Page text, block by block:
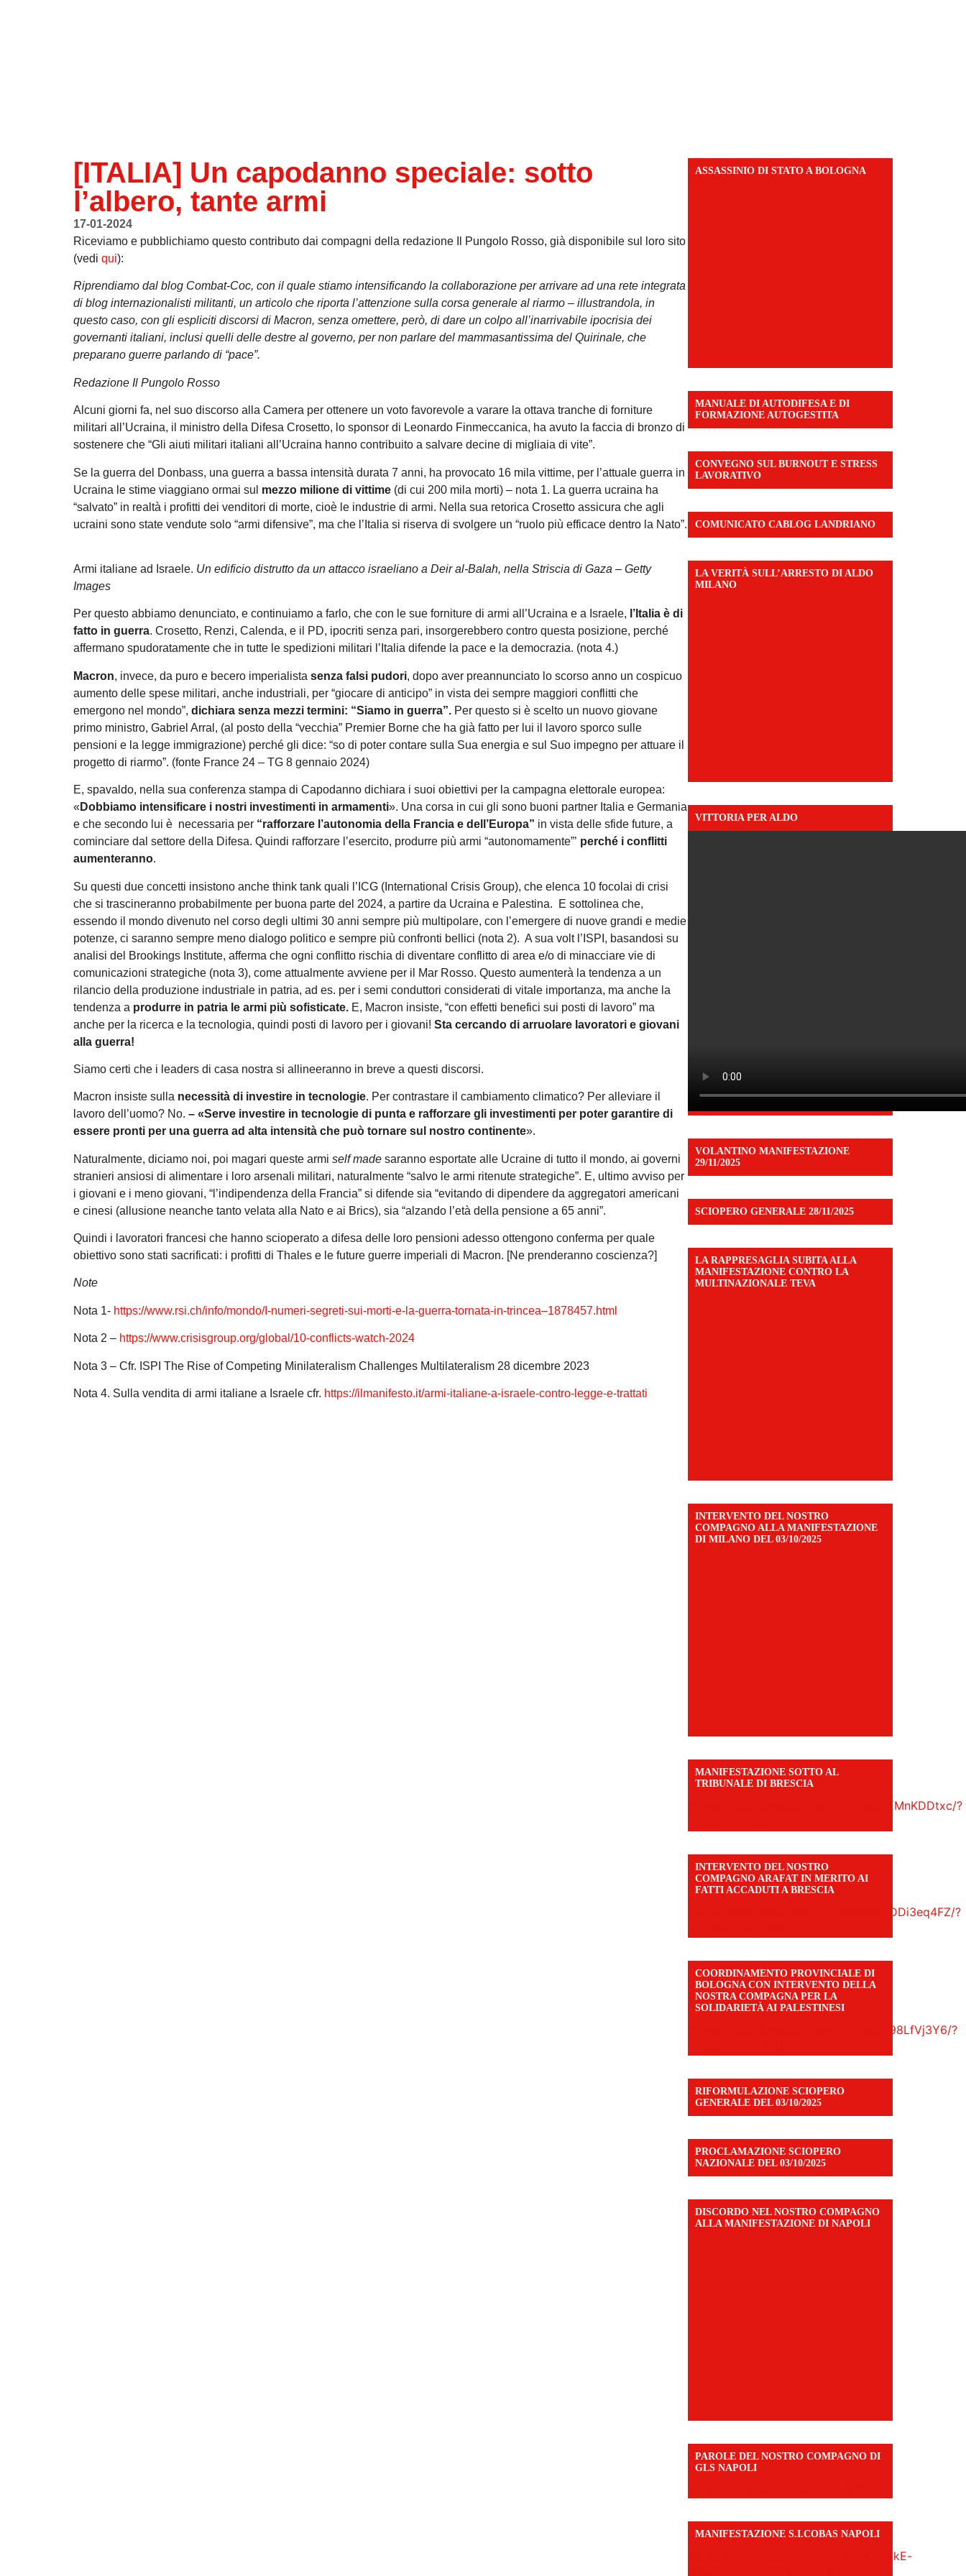
[ITALIA] Un capodanno speciale: sotto
l’albero, tante armi
17-01-2024
Riceviamo e pubblichiamo questo contributo dai compagni della redazione Il Pungolo Rosso, già disponibile sul loro sito
(vedi qui):
Riprendiamo dal blog Combat-Coc, con il quale stiamo intensificando la collaborazione per arrivare ad una rete integrata
di blog internazionalisti militanti, un articolo che riporta l’attenzione sulla corsa generale al riarmo – illustrandola, in
questo caso, con gli espliciti discorsi di Macron, senza omettere, però, di dare un colpo all’inarrivabile ipocrisia dei
governanti italiani, inclusi quelli delle destre al governo, per non parlare del mammasantissima del Quirinale, che
preparano guerre parlando di “pace”.
Redazione Il Pungolo Rosso
Alcuni giorni fa, nel suo discorso alla Camera per ottenere un voto favorevole a varare la ottava tranche di forniture
militari all’Ucraina, il ministro della Difesa Crosetto, lo sponsor di Leonardo Finmeccanica, ha avuto la faccia di bronzo di
sostenere che “Gli aiuti militari italiani all’Ucraina hanno contribuito a salvare decine di migliaia di vite”.
Se la guerra del Donbass, una guerra a bassa intensità durata 7 anni, ha provocato 16 mila vittime, per l’attuale guerra in
Ucraina le stime viaggiano ormai sul mezzo milione di vittime (di cui 200 mila morti) – nota 1. La guerra ucraina ha
“salvato” in realtà i profitti dei venditori di morte, cioè le industrie di armi. Nella sua retorica Crosetto assicura che agli
ucraini sono state vendute solo “armi difensive”, ma che l’Italia si riserva di svolgere un “ruolo più efficace dentro la Nato”.
Armi italiane ad Israele. Un edificio distrutto da un attacco israeliano a Deir al-Balah, nella Striscia di Gaza – Getty
Images
Per questo abbiamo denunciato, e continuiamo a farlo, che con le sue forniture di armi all’Ucraina e a Israele, l’Italia è di
fatto in guerra. Crosetto, Renzi, Calenda, e il PD, ipocriti senza pari, insorgerebbero contro questa posizione, perché
affermano spudoratamente che in tutte le spedizioni militari l’Italia difende la pace e la democrazia. (nota 4.)
Macron, invece, da puro e becero imperialista senza falsi pudori, dopo aver preannunciato lo scorso anno un cospicuo
aumento delle spese militari, anche industriali, per “giocare di anticipo” in vista dei sempre maggiori conflitti che
emergono nel mondo”, dichiara senza mezzi termini: “Siamo in guerra”. Per questo si è scelto un nuovo giovane
primo ministro, Gabriel Arral, (al posto della “vecchia” Premier Borne che ha già fatto per lui il lavoro sporco sulle
pensioni e la legge immigrazione) perché gli dice: “so di poter contare sulla Sua energia e sul Suo impegno per attuare il
progetto di riarmo”. (fonte France 24 – TG 8 gennaio 2024)
E, spavaldo, nella sua conferenza stampa di Capodanno dichiara i suoi obiettivi per la campagna elettorale europea:
« Dobbiamo intensificare i nostri investimenti in armamenti». Una corsa in cui gli sono buoni partner Italia e Germania
e che secondo lui è necessaria per “rafforzare l’autonomia della Francia e dell’Europa” in vista delle sfide future, a
cominciare dal settore della Difesa. Quindi rafforzare l’esercito, produrre più armi “autonomamente”’ perché i conflitti
aumenteranno.
Su questi due concetti insistono anche think tank quali l’ICG (International Crisis Group), che elenca 10 focolai di crisi
che si trascineranno probabilmente per buona parte del 2024, a partire da Ucraina e Palestina. E sottolinea che,
essendo il mondo divenuto nel corso degli ultimi 30 anni sempre più multipolare, con l’emergere di nuove grandi e medie
potenze, ci saranno sempre meno dialogo politico e sempre più confronti bellici (nota 2). A sua volt l’ISPI, basandosi su
analisi del Brookings Institute, afferma che ogni conflitto rischia di diventare conflitto di area e/o di minacciare vie di
comunicazioni strategiche (nota 3), come attualmente avviene per il Mar Rosso. Questo aumenterà la tendenza a un
rilancio della produzione industriale in patria, ad es. per i semi conduttori considerati di vitale importanza, ma anche la
tendenza a produrre in patria le armi più sofisticate. E, Macron insiste, “con effetti benefici sui posti di lavoro” ma
anche per la ricerca e la tecnologia, quindi posti di lavoro per i giovani! Sta cercando di arruolare lavoratori e giovani
alla guerra!
Siamo certi che i leaders di casa nostra si allineeranno in breve a questi discorsi.
Macron insiste sulla necessità di investire in tecnologie. Per contrastare il cambiamento climatico? Per alleviare il
lavoro dell’uomo? No. – «Serve investire in tecnologie di punta e rafforzare gli investimenti per poter garantire di
essere pronti per una guerra ad alta intensità che può tornare sul nostro continente».
Naturalmente, diciamo noi, poi magari queste armi self made saranno esportate alle Ucraine di tutto il mondo, ai governi
stranieri ansiosi di alimentare i loro arsenali militari, naturalmente “salvo le armi ritenute strategiche”. E, ultimo avviso per
i giovani e i meno giovani, “l’indipendenza della Francia” si difende sia “evitando di dipendere da aggregatori americani
e cinesi (allusione neanche tanto velata alla Nato e ai Brics), sia “alzando l’età della pensione a 65 anni”.
Quindi i lavoratori francesi che hanno scioperato a difesa delle loro pensioni adesso ottengono conferma per quale
obiettivo sono stati sacrificati: i profitti di Thales e le future guerre imperiali di Macron. [Ne prenderanno coscienza?]
Note
Nota 1- https://www.rsi.ch/info/mondo/I-numeri-segreti-sui-morti-e-la-guerra-tornata-in-trincea–1878457.html
Nota 2 – https://www.crisisgroup.org/global/10-conflicts-watch-2024
Nota 3 – Cfr. ISPI The Rise of Competing Minilateralism Challenges Multilateralism 28 dicembre 2023
Nota 4. Sulla vendita di armi italiane a Israele cfr. https://ilmanifesto.it/armi-italiane-a-israele-contro-legge-e-trattati
ASSASSINIO DI STATO A BOLOGNA
MANUALE DI AUTODIFESA E DI
FORMAZIONE AUTOGESTITA
CONVEGNO SUL BURNOUT E STRESS
LAVORATIVO
COMUNICATO CABLOG LANDRIANO
LA VERITÀ SULL’ARRESTO DI ALDO
MILANO
VITTORIA PER ALDO
VOLANTINO MANIFESTAZIONE
29/11/2025
SCIOPERO GENERALE 28/11/2025
LA RAPPRESAGLIA SUBITA ALLA
MANIFESTAZIONE CONTRO LA
MULTINAZIONALE TEVA
INTERVENTO DEL NOSTRO
COMPAGNO ALLA MANIFESTAZIONE
DI MILANO DEL 03/10/2025
MANIFESTAZIONE SOTTO AL
TRIBUNALE DI BRESCIA
https://www.facebook.com/share/r/1EMnKDDtxc/?
INTERVENTO DEL NOSTRO
COMPAGNO ARAFAT IN MERITO AI
FATTI ACCADUTI A BRESCIA
https://www.facebook.com/share/v/1DDi3eq4FZ/?
COORDINAMENTO PROVINCIALE DI
BOLOGNA CON INTERVENTO DELLA
NOSTRA COMPAGNA PER LA
SOLIDARIETÀ AI PALESTINESI
https://www.facebook.com/share/v/198LfVj3Y6/?
RIFORMULAZIONE SCIOPERO
GENERALE DEL 03/10/2025
PROCLAMAZIONE SCIOPERO
NAZIONALE DEL 03/10/2025
DISCORDO NEL NOSTRO COMPAGNO
ALLA MANIFESTAZIONE DI NAPOLI
PAROLE DEL NOSTRO COMPAGNO DI
GLS NAPOLI
MANIFESTAZIONE S.I.COBAS NAPOLI
https://www.instagram.com/reel/DMAkE-